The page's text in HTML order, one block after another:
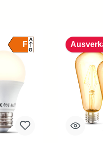
F
A
G